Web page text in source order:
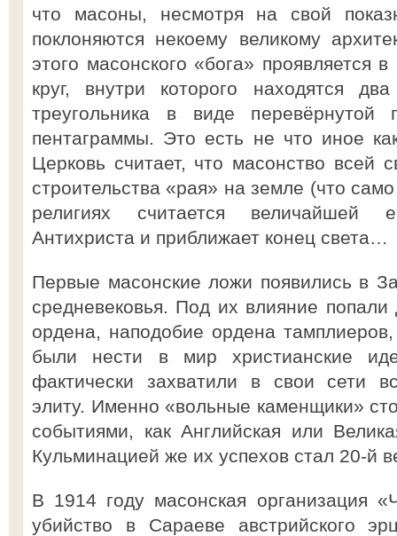
что масоны, несмотря на свой
поклоняются некоему великому
этого масонского «бога» проявляется
круг, внутри которого находятся
треугольника в виде перевёрнутой
пентаграммы. Это есть не что иное
Церковь считает, что масонство всей
строительства «рая» на земле (что
религиях считается величайшей
Антихриста и приближает конец света…
Первые масонские ложи появились в
средневековья. Под их влияние
ордена, наподобие ордена
были нести в мир христианские
фактически захватили в свои сети
элиту. Именно «вольные каменщики»
событиями, как Английская или
Кульминацией же их успехов стал 20-й
В 1914 году масонская организация
убийство в Сараеве австрийского